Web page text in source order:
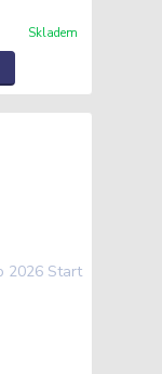
Skladem